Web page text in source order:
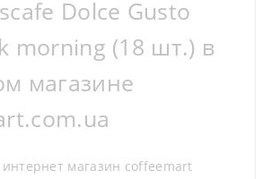
Dolce Gusto
morning (18 шт.) в
магазине
магазин coffeemart